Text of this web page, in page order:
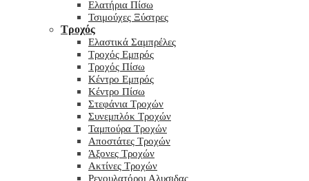
Ελατήρια Πίσω
Τσιμούχες Ξύστρες
Τροχός
Ελαστικά Σαμπρέλες
Τροχός Εμπρός
Τροχός Πίσω
Κέντρο Εμπρός
Κέντρο Πίσω
Στεφάνια Τροχών
Συνεμπλόκ Τροχών
Ταμπούρα Τροχών
Αποστάτες Τροχών
Άξονες Τροχών
Ακτίνες Τροχών
Ρεγουλατόροι Αλυσιδας